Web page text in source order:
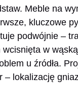
Meble na
kluczowe
podwójnie –
wcisnięta w
u źródła.
– lokalizację